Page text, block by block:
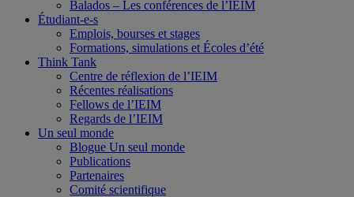
Balados – Les conférences de l’IEIM
Étudiant-e-s
Emplois, bourses et stages
Formations, simulations et Écoles d’été
Think Tank
Centre de réflexion de l’IEIM
Récentes réalisations
Fellows de l’IEIM
Regards de l’IEIM
Un seul monde
Blogue Un seul monde
Publications
Partenaires
Comité scientifique